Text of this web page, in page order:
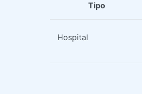
Tipo
Hospital